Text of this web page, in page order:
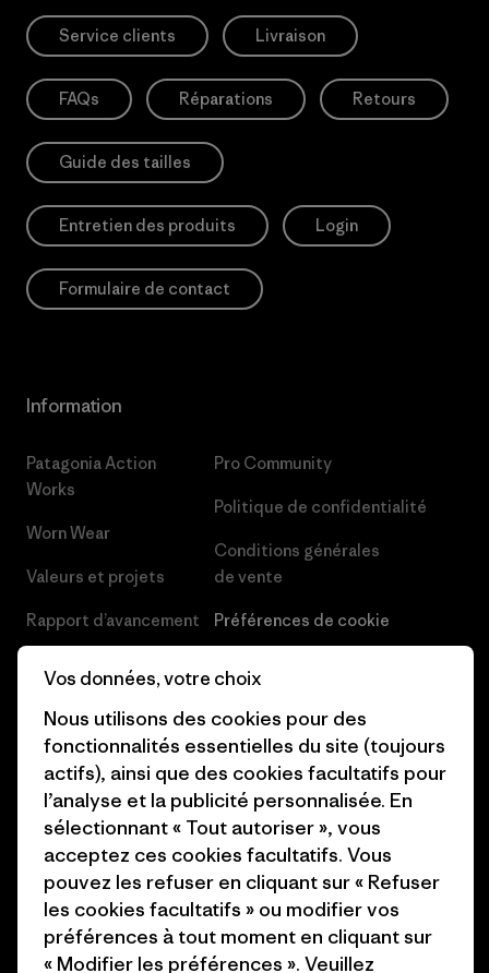
Service clients Livraison
FAQs Réparations Retours
Guide des tailles
Entretien des produits Login
Formulaire de contact
Information
Patagonia Action
Works
Worn Wear
Valeurs et projets
Rapport d’avancement
Objectifs climatiques
1% For The Planet
Comment nous
finançons
Cartes cadeaux
Nos magasins
Pro Community
Politique de confidentialité
Conditions générales
de vente
Préférences de cookie
Presse et media
Industry program
Programme d’affiliation
Patagonia Luxembourg Plan du
site
Vos données, votre choix
Nous utilisons des cookies pour des
fonctionnalités essentielles du site (toujours
actifs), ainsi que des cookies facultatifs pour
l’analyse et la publicité personnalisée. En
sélectionnant « Tout autoriser », vous
acceptez ces cookies facultatifs. Vous
pouvez les refuser en cliquant sur « Refuser
les cookies facultatifs » ou modifier vos
préférences à tout moment en cliquant sur
« Modifier les préférences ». Veuillez